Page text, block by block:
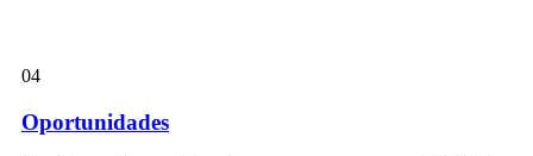
04
Oportunidades